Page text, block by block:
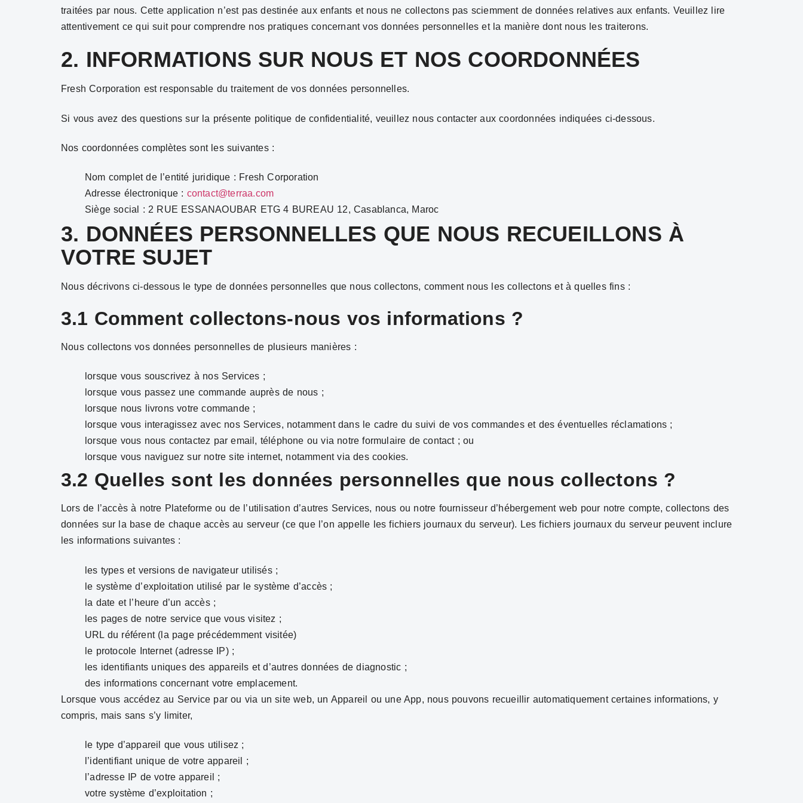
traitées par nous. Cette application n’est pas destinée aux enfants et nous ne collectons pas sciemment de données relatives aux enfants. Veuillez lire
attentivement ce qui suit pour comprendre nos pratiques concernant vos données personnelles et la manière dont nous les traiterons.
2. INFORMATIONS SUR NOUS ET NOS COORDONNÉES
Fresh Corporation est responsable du traitement de vos données personnelles.
Si vous avez des questions sur la présente politique de confidentialité, veuillez nous contacter aux coordonnées indiquées ci-dessous.
Nos coordonnées complètes sont les suivantes :
Nom complet de l’entité juridique : Fresh Corporation
Adresse électronique : contact@terraa.com
Siège social : 2 RUE ESSANAOUBAR ETG 4 BUREAU 12, Casablanca, Maroc
3. DONNÉES PERSONNELLES QUE NOUS RECUEILLONS À
VOTRE SUJET
Nous décrivons ci-dessous le type de données personnelles que nous collectons, comment nous les collectons et à quelles fins :
3.1 Comment collectons-nous vos informations ?
Nous collectons vos données personnelles de plusieurs manières :
lorsque vous souscrivez à nos Services ;
lorsque vous passez une commande auprès de nous ;
lorsque nous livrons votre commande ;
lorsque vous interagissez avec nos Services, notamment dans le cadre du suivi de vos commandes et des éventuelles réclamations ;
lorsque vous nous contactez par email, téléphone ou via notre formulaire de contact ; ou
lorsque vous naviguez sur notre site internet, notamment via des cookies.
3.2 Quelles sont les données personnelles que nous collectons ?
Lors de l’accès à notre Plateforme ou de l’utilisation d’autres Services, nous ou notre fournisseur d’hébergement web pour notre compte, collectons des
données sur la base de chaque accès au serveur (ce que l’on appelle les fichiers journaux du serveur). Les fichiers journaux du serveur peuvent inclure
les informations suivantes :
les types et versions de navigateur utilisés ;
le système d’exploitation utilisé par le système d’accès ;
la date et l’heure d’un accès ;
les pages de notre service que vous visitez ;
URL du référent (la page précédemment visitée)
le protocole Internet (adresse IP) ;
les identifiants uniques des appareils et d’autres données de diagnostic ;
des informations concernant votre emplacement.
Lorsque vous accédez au Service par ou via un site web, un Appareil ou une App, nous pouvons recueillir automatiquement certaines informations, y
compris, mais sans s’y limiter,
le type d’appareil que vous utilisez ;
l’identifiant unique de votre appareil ;
l’adresse IP de votre appareil ;
votre système d’exploitation ;